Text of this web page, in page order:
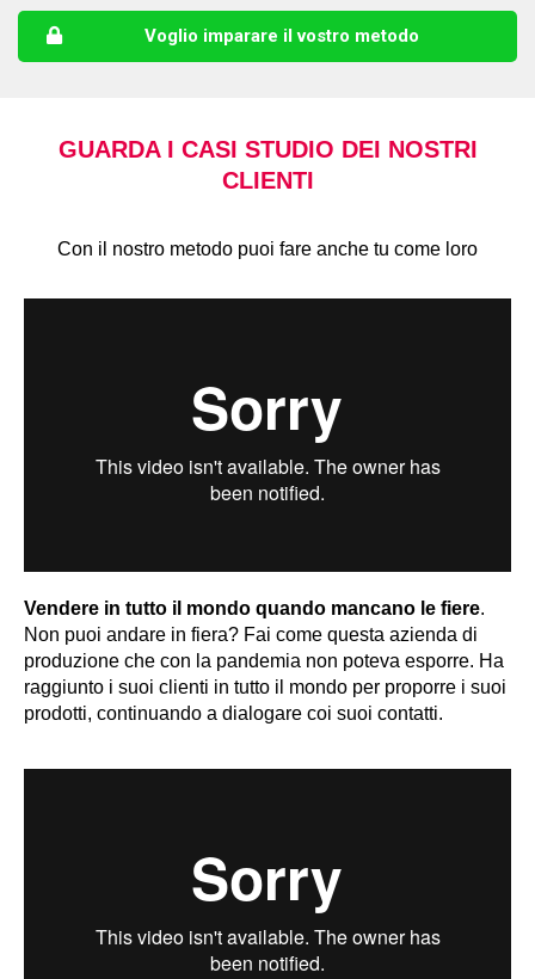
Voglio imparare il vostro metodo
GUARDA I CASI STUDIO DEI NOSTRI
CLIENTI
Con il nostro metodo puoi fare anche tu come loro
Vendere in tutto il mondo quando mancano le fiere.
Non puoi andare in fiera? Fai come questa azienda di
produzione che con la pandemia non poteva esporre. Ha
raggiunto i suoi clienti in tutto il mondo per proporre i suoi
prodotti, continuando a dialogare coi suoi contatti.